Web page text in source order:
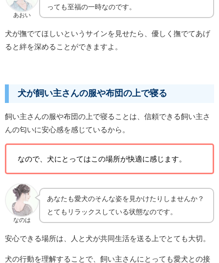
あおい
っても至福の一時なのです。
犬が撫でてほしいというサインを見せたら、優しく撫でてあげ
ると絆を深めることができますよ。
犬が飼い主さんの服や布団の上で寝る
飼い主さんの服や布団の上で寝ることは、信頼できる飼い主さ
んの匂いに安心感を感じているから。
なので、犬にとってはこの場所が快適に感じます。
なのは
あなたも愛犬のそんな姿を見かけたりしませんか？
とてもリラックスしている状態なのです。
安心できる場所は、人と犬が共同生活を送る上でとても大切。
犬の行動を理解することで、飼い主さんにとっても愛犬との接